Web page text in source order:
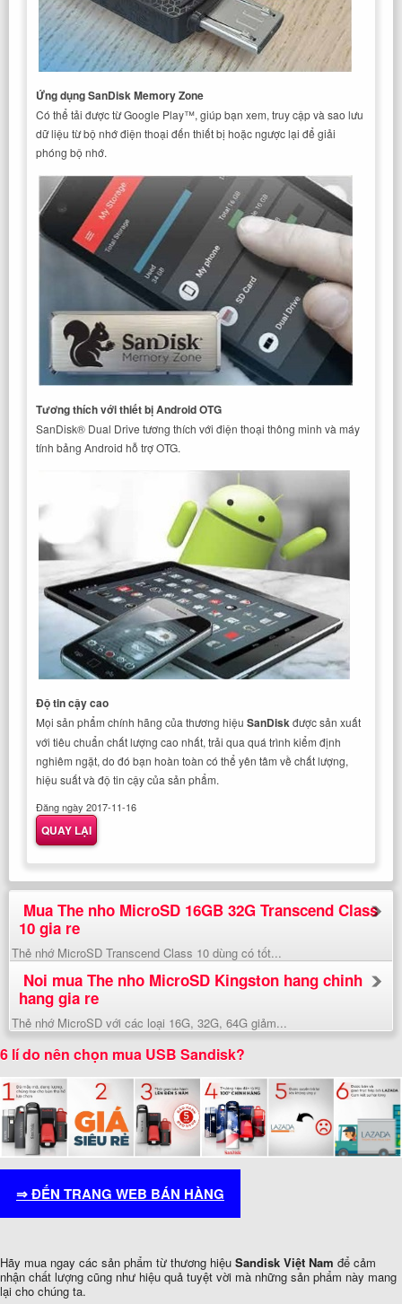
Ứng dụng SanDisk Memory Zone
Có thể tải được từ Google Play™, giúp bạn xem, truy cập và sao lưu
dữ liệu từ bộ nhớ điện thoại đến thiết bị hoặc ngược lại để giải
phóng bộ nhớ.
Tương thích với thiết bị Android OTG
SanDisk® Dual Drive tương thích với điện thoại thông minh và máy
tính bảng Android hỗ trợ OTG.
Độ tin cậy cao
Mọi sản phẩm chính hãng của thương hiệu SanDiskđược sản xuất
với tiêu chuẩn chất lượng cao nhất, trải qua quá trình kiểm định
nghiêm ngặt, do đó bạn hoàn toàn có thể yên tâm về chất lượng,
hiệu suất và độ tin cậy của sản phẩm.
Đăng ngày 2017-11-16
QUAY LẠI
Mua The nho MicroSD 16GB 32G Transcend Class
10 gia re
Thẻ nhớ MicroSD Transcend Class 10 dùng có tốt...
Noi mua The nho MicroSD Kingston hang chinh
hang gia re
Thẻ nhớ MicroSD với các loại 16G, 32G, 64G giảm...
6 lí do nên chọn mua USB Sandisk?
⇒ ĐẾN TRANG WEB BÁN HÀNG
Hãy mua ngay các sản phẩm từ thương hiệu Sandisk Việt Nam để cảm
nhận chất lượng cũng như hiệu quả tuyệt vời mà những sản phẩm này mang
lại cho chúng ta.